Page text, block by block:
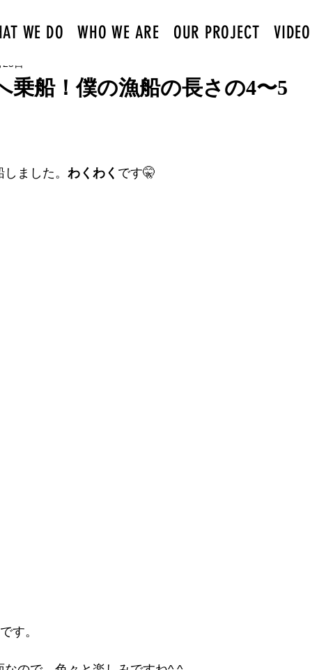
WE DO WHO WE ARE OUR PROJECT VIDEO
乗船！僕の漁船の長さの4〜5
日
ました。 わくわく です🤫
です。